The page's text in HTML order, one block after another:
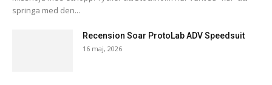
springa med den...
Recension Soar ProtoLab ADV Speedsuit
16 maj, 2026